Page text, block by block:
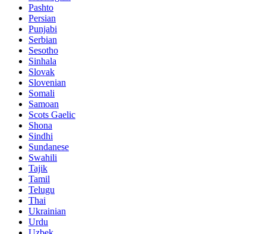
Pashto
Persian
Punjabi
Serbian
Sesotho
Sinhala
Slovak
Slovenian
Somali
Samoan
Scots Gaelic
Shona
Sindhi
Sundanese
Swahili
Tajik
Tamil
Telugu
Thai
Ukrainian
Urdu